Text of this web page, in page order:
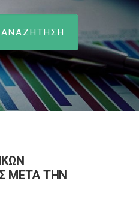
ΜΕΤΑ ΤΗΝ